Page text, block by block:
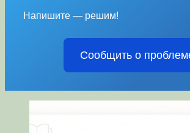
Напишите — решим!
Сообщить о